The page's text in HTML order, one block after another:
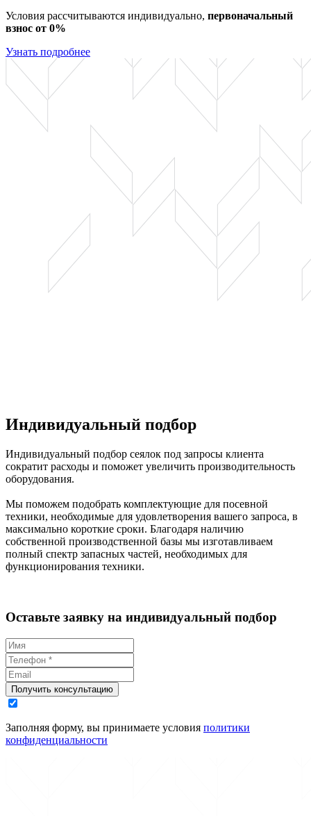
Условия рассчитываются индивидуально, первоначальный
взнос от 0%
Узнать подробнее
Индивидуальный подбор
Индивидуальный подбор сеялок под запросы клиента
сократит расходы и поможет увеличить производительность
оборудования.
Мы поможем подобрать комплектующие для посевной
техники, необходимые для удовлетворения вашего запроса, в
максимально короткие сроки. Благодаря наличию
собственной производственной базы мы изготавливаем
полный спектр запасных частей, необходимых для
функционирования техники.
Оставьте заявку на индивидуальный подбор
Получить консультацию
Заполняя форму, вы принимаете условия политики
конфиденциальности